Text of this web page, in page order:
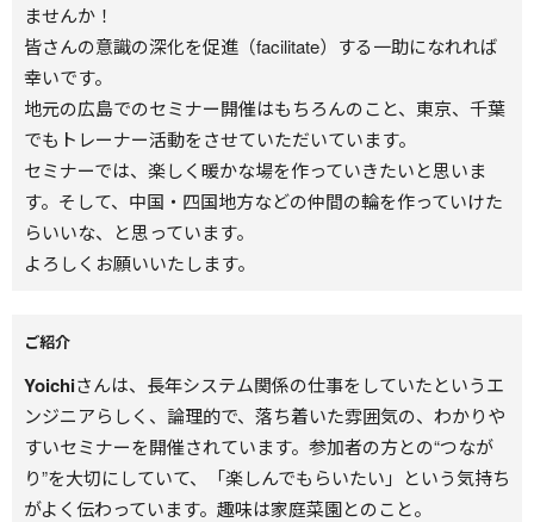
ませんか！
皆さんの意識の深化を促進（facilitate）する一助になれれば
幸いです。
地元の広島でのセミナー開催はもちろんのこと、東京、千葉
でもトレーナー活動をさせていただいています。
セミナーでは、楽しく暖かな場を作っていきたいと思いま
す。そして、中国・四国地方などの仲間の輪を作っていけた
らいいな、と思っています。
よろしくお願いいたします。
ご紹介
Yoichiさんは、長年システム関係の仕事をしていたというエ
ンジニアらしく、論理的で、落ち着いた雰囲気の、わかりや
すいセミナーを開催されています。参加者の方との“つなが
り”を大切にしていて、「楽しんでもらいたい」という気持ち
がよく伝わっています。趣味は家庭菜園とのこと。